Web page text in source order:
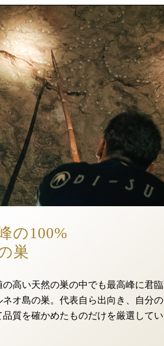
の100%
巣
の高い天然の巣の中でも最高峰に君臨
ネオ島の巣。代表自ら出向き、自分の
品質を確かめたものだけを厳選してい